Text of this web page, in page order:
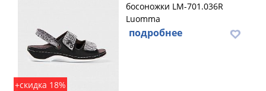
+скидка 18%
босоножки LM-701.036R
Luomma
подробнее